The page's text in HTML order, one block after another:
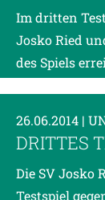
Im dritten
Josko Ried
des Spiels
26.06.2014 |
DRITTES
Die SV Josko
Testspiel